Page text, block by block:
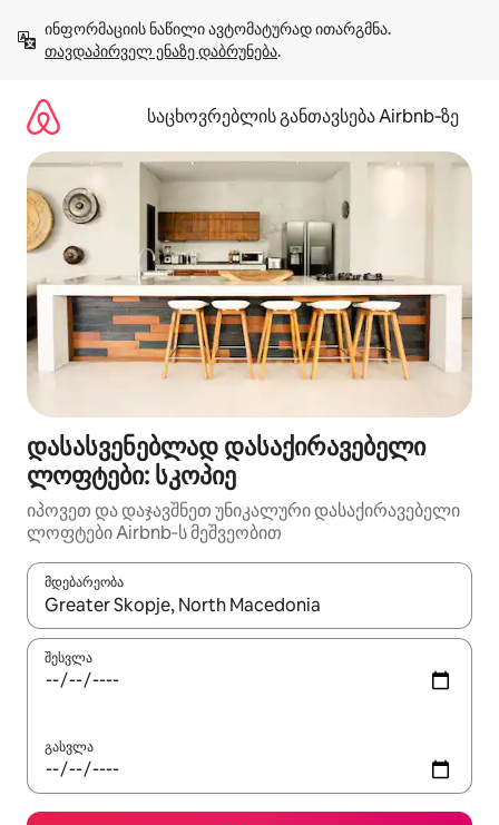
გადასვლა
თავდაპირველ ენაზე დაბრუნება.
საცხოვრებლის განთავსება Airbnb‑ზე
დასასვენებლად დასაქირავებელი
ლოფტები: სკოპიე
იპოვეთ და დაჯავშნეთ უნიკალური დასაქირავებელი
ლოფტები Airbnb‑ს მეშვეობით
მდებარეობა
როცა შედეგები ხელმისაწვდომი გახდება, ნავიგაციისთვის
შესვლა
გასვლა